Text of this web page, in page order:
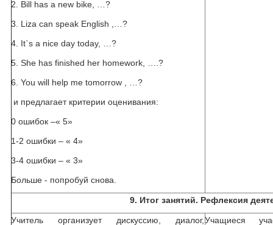
2. Bill has a new bike, …?
3. Liza can speak English ,…?
4. It`s a nice day today, …?
5. She has finished her homework, ….?
6. You will help me tomorrow , …?
и предлагает критерии оценивания:
0 ошибок –« 5»
1-2 ошибки – « 4»
3-4 ошибки – « 3»
Больше - попробуй снова.
9. Итог занятий. Рефлексия
Учитель организует дискуссию, диалог, Учащиеся